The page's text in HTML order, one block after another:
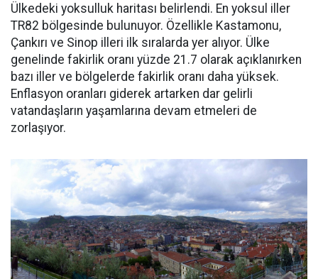
Ülkedeki yoksulluk haritası belirlendi. En yoksul iller
TR82 bölgesinde bulunuyor. Özellikle Kastamonu,
Çankırı ve Sinop illeri ilk sıralarda yer alıyor. Ülke
genelinde fakirlik oranı yüzde 21.7 olarak açıklanırken
bazı iller ve bölgelerde fakirlik oranı daha yüksek.
Enflasyon oranları giderek artarken dar gelirli
vatandaşların yaşamlarına devam etmeleri de
zorlaşıyor.